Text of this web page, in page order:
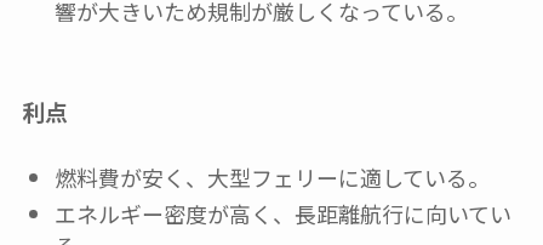
響が大きいため規制が厳しくなっている。
利点
燃料費が安く、大型フェリーに適している。
エネルギー密度が高く、長距離航行に向いてい